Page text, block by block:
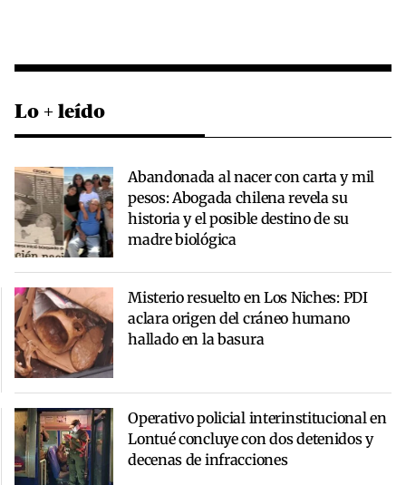
Lo + leído
Abandonada al nacer con carta y mil
pesos: Abogada chilena revela su
historia y el posible destino de su
madre biológica
Misterio resuelto en Los Niches: PDI
aclara origen del cráneo humano
hallado en la basura
Operativo policial interinstitucional en
Lontué concluye con dos detenidos y
decenas de infracciones